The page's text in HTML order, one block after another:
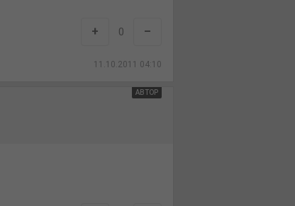
11.10.2011 04:10
+ 0 –
АВТОР